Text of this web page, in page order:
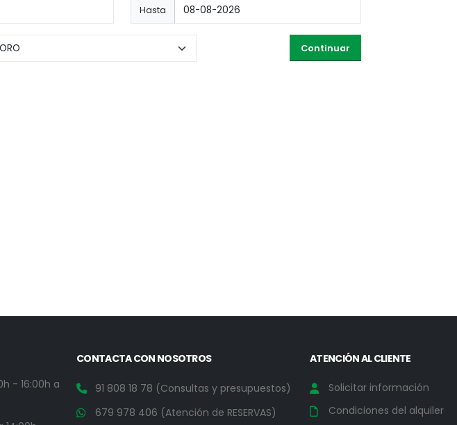
Hasta
Continuar
- 16:00h a
CONTACTA CON NOSOTROS
91 808 18 78 (Consultas y presupuestos)
679 978 406 (Atención de RESERVAS)
ATENCIÓN AL CLIENTE
Solicitar información
Condiciones del alquiler